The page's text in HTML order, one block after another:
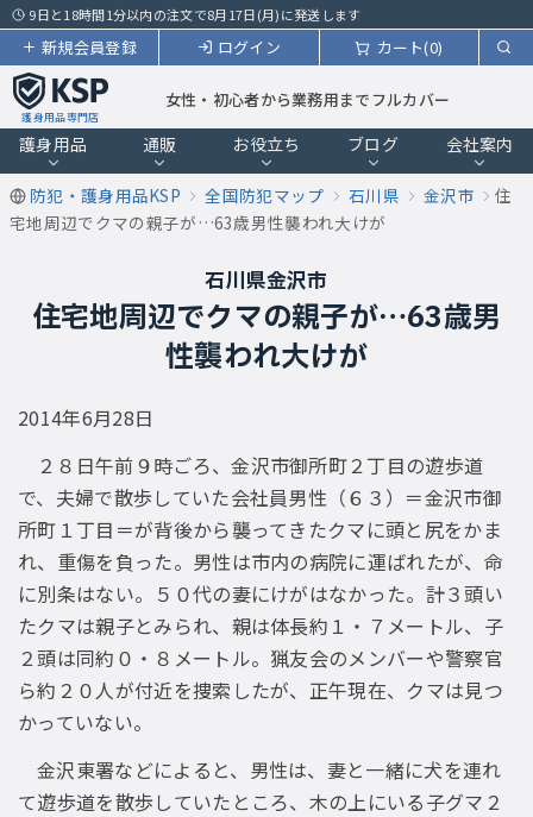
9日と18時間1分以内の注文で8月17日(月)に発送します
カート(0)
ログイン
新規会員登録
護身用品専門店
女性・初心者から業務用までフルカバー
護身用品 通販 お役立ち ブログ 会社案内
防犯・護身用品KSP 全国防犯マップ 石川県 金沢市
住
宅地周辺でクマの親子が…63歳男性襲われ大けが
石川県金沢市
住宅地周辺でクマの親子が…63歳男
性襲われ大けが
2014年6月28日
２８日午前９時ごろ、金沢市御所町２丁目の遊歩道
で、夫婦で散歩していた会社員男性（６３）＝金沢市御
所町１丁目＝が背後から襲ってきたクマに頭と尻をかま
れ、重傷を負った。男性は市内の病院に運ばれたが、命
に別条はない。５０代の妻にけがはなかった。計３頭い
たクマは親子とみられ、親は体長約１・７メートル、子
２頭は同約０・８メートル。猟友会のメンバーや警察官
ら約２０人が付近を捜索したが、正午現在、クマは見つ
かっていない。
金沢東署などによると、男性は、妻と一緒に犬を連れ
て遊歩道を散歩していたところ、木の上にいる子グマ２